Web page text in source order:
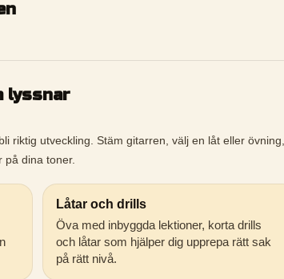
lyssnar
riktig utveckling. Stäm gitarren, välj en låt eller övning,
dina toner.
Låtar och drills
Öva med inbyggda lektioner, korta drills
och låtar som hjälper dig upprepa rätt sak
på rätt nivå.